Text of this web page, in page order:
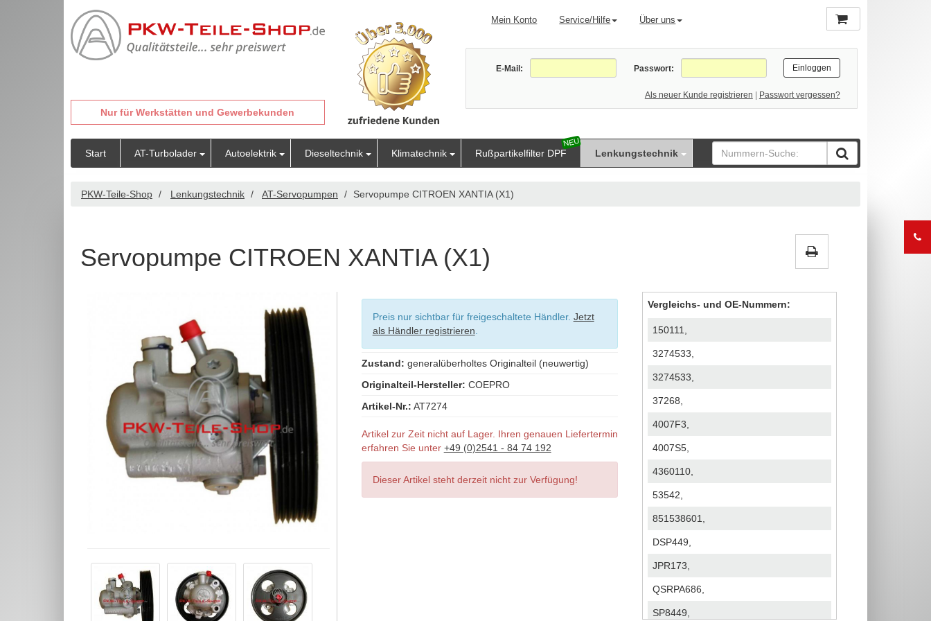
Nur für Werkstätten und Gewerbekunden
Mein Konto Service/Hilfe Über uns
E-Mail: Passwort:
Als neuer Kunde registrieren Passwort vergessen?
Start AT-Turbolader Autoelektrik Dieseltechnik Klimatechnik Rußpartikelfilter DPF Lenkungstechnik
PKW-Teile-Shop Lenkungstechnik AT-Servopumpen Servopumpe CITROEN XANTIA (X1)
Servopumpe CITROEN XANTIA (X1)
Preis nur sichtbar für freigeschaltete Händler. Jetzt
als Händler registrieren
Zustand: generalüberholtes Originalteil (neuwertig)
Originalteil-Hersteller: COEPRO
Artikel-Nr.: AT7274
Artikel zur Zeit nicht auf Lager. Ihren genauen Liefertermin
erfahren Sie unter +49 (0)2541 - 84 74 192
Dieser Artikel steht derzeit nicht zur Verfügung!
Vergleichs- und OE-Nummern:
150111,
3274533,
3274533,
37268,
4007F3,
4007S5,
4360110,
53542,
851538601,
DSP449,
JPR173,
QSRPA686,
SP8449,